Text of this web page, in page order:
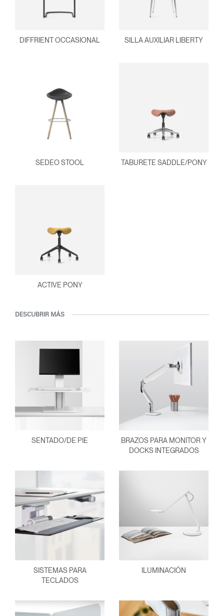
DIFFRIENT OCCASIONAL SILLA AUXILIAR LIBERTY
SEDEO STOOL TABURETE SADDLE/PONY
ACTIVE PONY
DESCUBRIR MÁS
SENTADO/DE PIE
BRAZOS PARA MONITOR Y
DOCKS INTEGRADOS
SISTEMAS PARA
TECLADOS
ILUMINACIÓN